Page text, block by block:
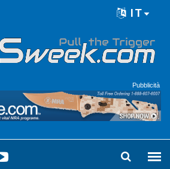
IT
Pubblicità